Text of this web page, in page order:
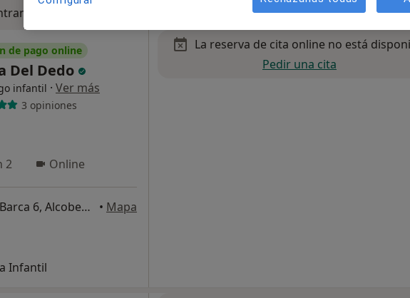
fuera de Guadalajara, Guadalajara, en zonas cercanas a tu búsqueda
de pago online
Del Dedo
infantil · Ver más
3 opiniones
2 Online
Calle de Calderón de la Barca 6, Alcobendas • Mapa
Infantil
La reserva de cita online no está
Pedir una cita